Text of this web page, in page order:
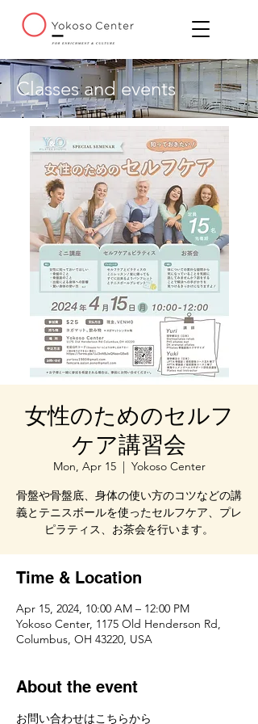
Classes and events
女性のためのセルフ
ケア講習会
Mon, Apr 15
  |
Yokoso Center
骨盤や骨盤底、身体の使い方のコツなどの講
義とテニスボールを使ったセルフケア、プレ
ピラティス、お茶会を行います。
Time & Location
Apr 15, 2024, 10:00 AM – 12:00 PM
Yokoso Center, 1175 Old Henderson Rd,
Columbus, OH 43220, USA
About the event
お問い合わせはこちらから